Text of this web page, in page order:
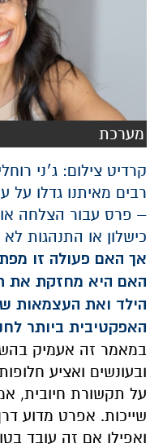
מערכת
קרדיט צילום: ג׳ני
רבים מאיתנו גדלו על
– פרס עבור הצלחה או
כישלון או התנהגות לא
אך האם פעולה זו
האם היא מחזקת את
הילד ואת העצמאות
האפקטיבית ביותר
במאמר זה אעמיק
ובעונשים ואציע
על תקשורת חיובית,
שייכות. אפרט מדוע
ואפילו אם זה עובד